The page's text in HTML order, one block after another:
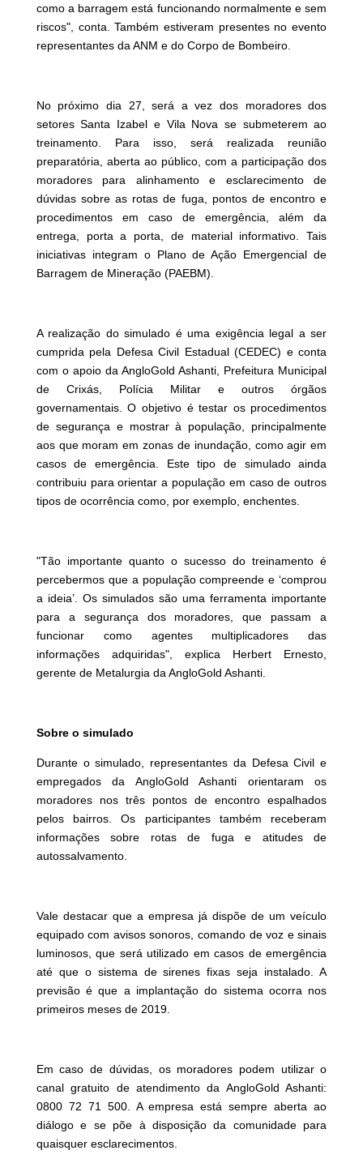
como a barragem está funcionando normalmente e sem
riscos", conta. Também estiveram presentes no evento
representantes da ANM e do Corpo de Bombeiro.
No próximo dia 27, será a vez dos moradores dos
setores Santa Izabel e Vila Nova se submeterem ao
treinamento. Para isso, será realizada reunião
preparatória, aberta ao público, com a participação dos
moradores para alinhamento e esclarecimento de
dúvidas sobre as rotas de fuga, pontos de encontro e
procedimentos em caso de emergência, além da
entrega, porta a porta, de material informativo. Tais
iniciativas integram o Plano de Ação Emergencial de
Barragem de Mineração (PAEBM).
A realização do simulado é uma exigência legal a ser
cumprida pela Defesa Civil Estadual (CEDEC) e conta
com o apoio da AngloGold Ashanti, Prefeitura Municipal
de Crixás, Polícia Militar e outros órgãos
governamentais. O objetivo é testar os procedimentos
de segurança e mostrar à população, principalmente
aos que moram em zonas de inundação, como agir em
casos de emergência. Este tipo de simulado ainda
contribuiu para orientar a população em caso de outros
tipos de ocorrência como, por exemplo, enchentes.
"Tão importante quanto o sucesso do treinamento é
percebermos que a população compreende e ‘comprou
a ideia’. Os simulados são uma ferramenta importante
para a segurança dos moradores, que passam a
funcionar como agentes multiplicadores das
informações adquiridas", explica Herbert Ernesto,
gerente de Metalurgia da AngloGold Ashanti.
Sobre o simulado
Durante o simulado, representantes da Defesa Civil e
empregados da AngloGold Ashanti orientaram os
moradores nos três pontos de encontro espalhados
pelos bairros. Os participantes também receberam
informações sobre rotas de fuga e atitudes de
autossalvamento.
Vale destacar que a empresa já dispõe de um veículo
equipado com avisos sonoros, comando de voz e sinais
luminosos, que será utilizado em casos de emergência
até que o sistema de sirenes fixas seja instalado. A
previsão é que a implantação do sistema ocorra nos
primeiros meses de 2019.
Em caso de dúvidas, os moradores podem utilizar o
canal gratuito de atendimento da AngloGold Ashanti:
0800 72 71 500. A empresa está sempre aberta ao
diálogo e se põe à disposição da comunidade para
quaisquer esclarecimentos.